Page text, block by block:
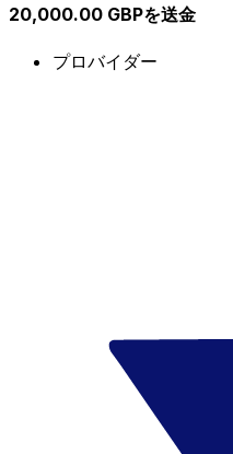
20,000.00 GBPを送金
プロバイダー